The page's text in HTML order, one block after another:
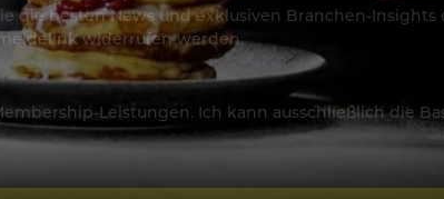
die besten News und exklusiven Branchen-
widerrufen werden.
Leistungen. Ich kann ausschließlich die